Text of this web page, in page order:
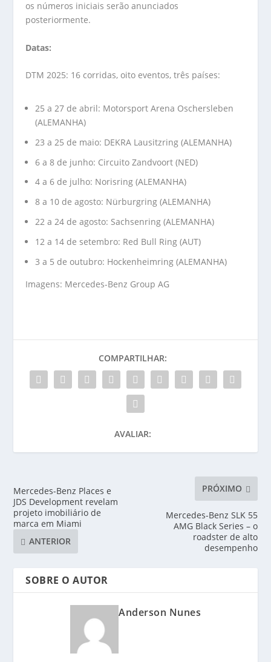
os números iniciais serão anunciados
posteriormente.
Datas:
DTM 2025: 16 corridas, oito eventos, três países:
25 a 27 de abril: Motorsport Arena Oschersleben
(ALEMANHA)
23 a 25 de maio: DEKRA Lausitzring (ALEMANHA)
6 a 8 de junho: Circuito Zandvoort (NED)
4 a 6 de julho: Norisring (ALEMANHA)
8 a 10 de agosto: Nürburgring (ALEMANHA)
22 a 24 de agosto: Sachsenring (ALEMANHA)
12 a 14 de setembro: Red Bull Ring (AUT)
3 a 5 de outubro: Hockenheimring (ALEMANHA)
Imagens: Mercedes-Benz Group AG
COMPARTILHAR:
AVALIAR:
Mercedes-Benz Places e
JDS Development revelam
projeto imobiliário de
marca em Miami
ANTERIOR
PRÓXIMO
Mercedes-Benz SLK 55
AMG Black Series – o
roadster de alto
desempenho
SOBRE O AUTOR
Anderson Nunes